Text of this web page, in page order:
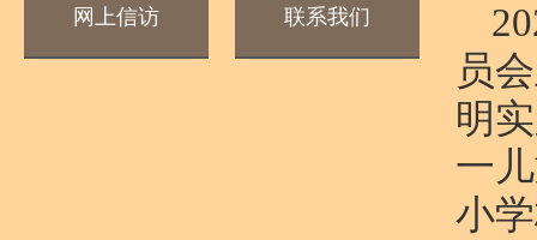
网上信访 联系我们
员
明
一
小